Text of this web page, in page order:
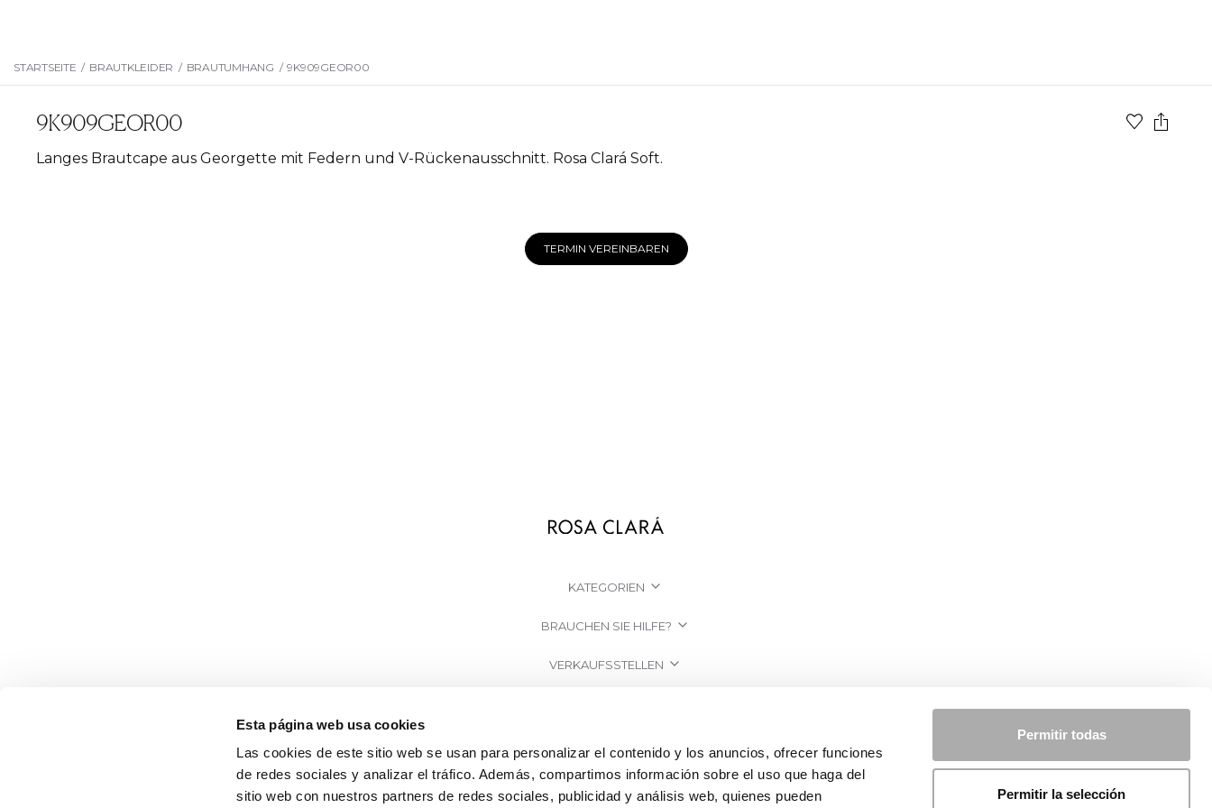
Esta página web usa cookies
Las cookies de este sitio web se usan para personalizar el contenido y los anuncios, ofrecer funciones
de redes sociales y analizar el tráfico. Además, compartimos información sobre el uso que haga del
sitio web con nuestros partners de redes sociales, publicidad y análisis web, quienes pueden
Permitir todas
Permitir la selección
STARTSEITE / BRAUTKLEIDER / BRAUTUMHANG / 9K909GEOR00
9K909GEOR00
Langes Brautcape aus Georgette mit Federn und V-Rückenausschnitt. Rosa Clará Soft.
TERMIN VEREINBAREN
KATEGORIEN
BRAUCHEN SIE HILFE?
VERKAUFSSTELLEN